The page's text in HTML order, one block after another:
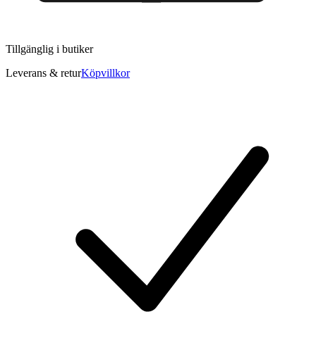
Tillgänglig i butiker
Leverans & returKöpvillkor